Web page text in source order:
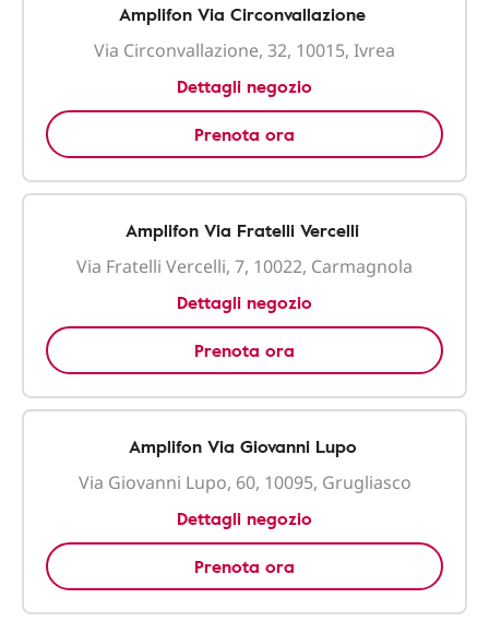
Amplifon Via Circonvallazione
Via Circonvallazione, 32, 10015, Ivrea
Dettagli negozio
Prenota ora
Amplifon Via Fratelli Vercelli
Via Fratelli Vercelli, 7, 10022, Carmagnola
Dettagli negozio
Prenota ora
Amplifon Via Giovanni Lupo
Via Giovanni Lupo, 60, 10095, Grugliasco
Dettagli negozio
Prenota ora